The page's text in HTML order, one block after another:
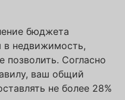
бюджета
в недвижимость,
Согласно
ваш общий
не более 28%